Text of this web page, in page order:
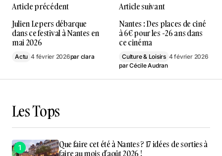
Article précédent
Julien Lepers débarque
dans ce festival à Nantes en
mai 2026
Actu 4 février 2026par clara
Article suivant
Nantes : Des places de ciné
à 6€ pour les -26 ans dans
ce cinéma
Culture & Loisirs 4 février 2026
parCécile Audran
Les Tops
Que faire cet été à Nantes ? 17 idées de sorties à
faire au mois d’août 2026 !